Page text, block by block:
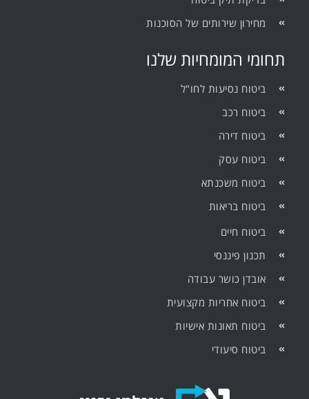
מחירון שירותים של הסוכנות
תחומי המומחיות שלנו
ביטוח נסיעות לחו"ל
ביטוח רכב
ביטוח דירה
ביטוח עסק
ביטוח משכנתא
ביטוח בריאות
ביטוח חיים
תכנון פיננסי
אובדן כושר עבודה
ביטוח אחריות מקצועית
ביטוח תאונות אישיות
ביטוח סיעודי